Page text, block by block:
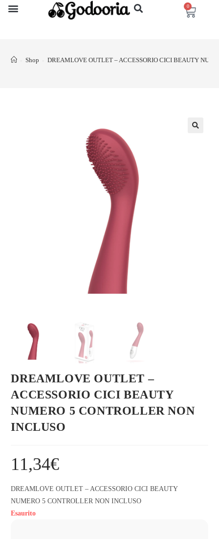
0
> Shop > DREAMLOVE OUTLET – ACCESSORIO CICI BEAUTY
DREAMLOVE OUTLET –
ACCESSORIO CICI BEAUTY
NUMERO 5 CONTROLLER NON
INCLUSO
11,34€
DREAMLOVE OUTLET – ACCESSORIO CICI BEAUTY
NUMERO 5 CONTROLLER NON INCLUSO
Esaurito